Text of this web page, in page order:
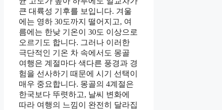
큰 대륙성 기후를 보입니다. 겨울
에는 영하 30도까지 떨어지고, 여
름에는 한낮 기온이 30도 이상으로
오르기도 합니다. 그러나 이러한
극단적인 기온 차 속에서도 몽골
여행은 계절마다 색다른 풍경과 경
험을 선사하기 때문에 시기 선택이
매우 중요합니다. 몽골의 4계절은
한국보다 뚜렷하고, 날씨 변화에
따라 여행의 느낌이 완전히 달라집